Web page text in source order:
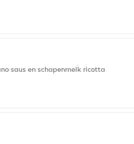
saus en schapenmelk ricotta